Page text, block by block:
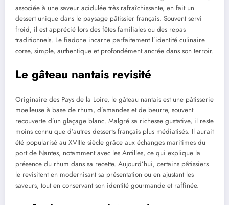
associée à une saveur acidulée très rafraîchissante, en fait un
dessert unique dans le paysage pâtissier français. Souvent servi
froid, il est apprécié lors des fêtes familiales ou des repas
traditionnels. Le fiadone incarne parfaitement l’identité culinaire
corse, simple, authentique et profondément ancrée dans son terroir.
Le gâteau nantais revisité
Originaire des Pays de la Loire, le gâteau nantais est une pâtisserie
moelleuse à base de rhum, d’amandes et de beurre, souvent
recouverte d’un glaçage blanc. Malgré sa richesse gustative, il reste
moins connu que d’autres desserts français plus médiatisés. Il aurait
été popularisé au XVIIIe siècle grâce aux échanges maritimes du
port de Nantes, notamment avec les Antilles, ce qui explique la
présence du rhum dans sa recette. Aujourd’hui, certains pâtissiers
le revisitent en modernisant sa présentation ou en ajustant les
saveurs, tout en conservant son identité gourmande et raffinée.